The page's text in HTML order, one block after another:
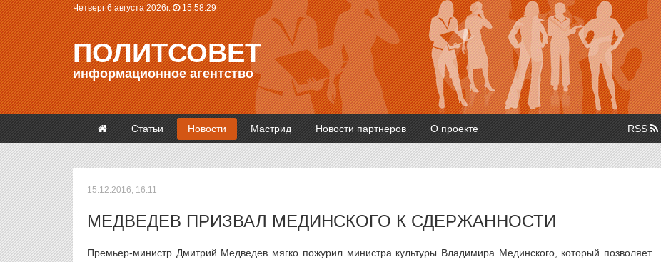
Четверг 6 августа 2026г. 15:58:29
ПОЛИТСОВЕТ
информационное агентство
Статьи Новости Мастрид Новости партнеров О проекте RSS
15.12.2016, 16:11
МЕДВЕДЕВ ПРИЗВАЛ МЕДИНСКОГО К СДЕРЖАННОСТИ
Премьер-министр Дмитрий Медведев мягко пожурил министра культуры Владимира Мединского, который позволяет